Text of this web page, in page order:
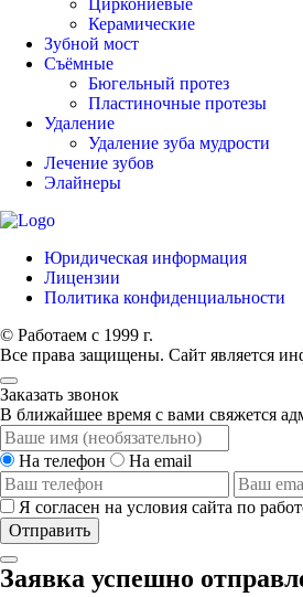
Циркониевые
Керамические
Зубной мост
Съёмные
Бюгельный протез
Пластиночные протезы
Удаление
Удаление зуба мудрости
Лечение зубов
Элайнеры
Юридическая информация
Лицензии
Политика конфиденциальности
© Работаем с 1999 г.
Все права защищены. Сайт является
Заказать звонок
В ближайшее время с вами свяжется
На телефон На email
Я согласен на условия сайта по
Отправить
Заявка успешно